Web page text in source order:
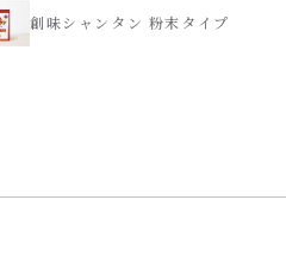
創味シャンタン 粉末タイプ